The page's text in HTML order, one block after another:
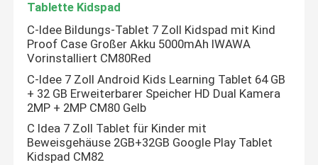
Tablette Kidspad
C-Idee Bildungs-Tablet 7 Zoll Kidspad mit Kind
Proof Case Großer Akku 5000mAh IWAWA
Vorinstalliert CM80Red
C-Idee 7 Zoll Android Kids Learning Tablet 64 GB
+ 32 GB Erweiterbarer Speicher HD Dual Kamera
2MP + 2MP CM80 Gelb
C Idea 7 Zoll Tablet für Kinder mit
Beweisgehäuse 2GB+32GB Google Play Tablet
Kidspad CM82